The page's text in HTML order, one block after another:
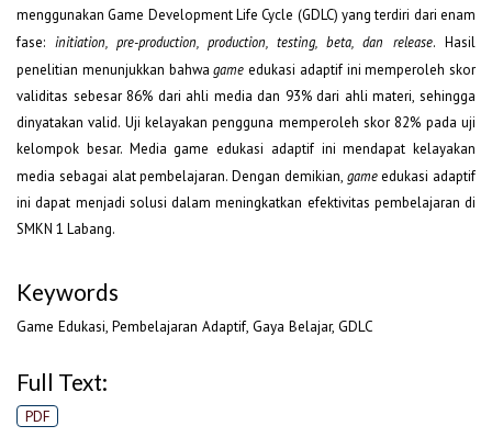
menggunakan Game Development Life Cycle (GDLC) yang terdiri dari enam
fase: initiation, pre-production, production, testing, beta, dan release. Hasil
penelitian menunjukkan bahwagame edukasi adaptif ini memperoleh skor
validitas sebesar 86% dari ahli media dan 93% dari ahli materi, sehingga
dinyatakan valid. Uji kelayakan pengguna memperoleh skor 82% pada uji
kelompok besar. Media game edukasi adaptif ini mendapat kelayakan
media sebagai alat pembelajaran. Dengan demikian, gameedukasi adaptif
ini dapat menjadi solusi dalam meningkatkan efektivitas pembelajaran di
SMKN 1 Labang.
Keywords
Game Edukasi, Pembelajaran Adaptif, Gaya Belajar, GDLC
Full Text:
PDF